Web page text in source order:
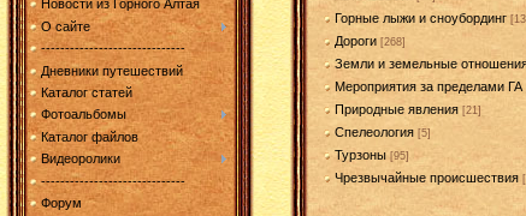
Новости из Горного Алтая
О сайте
------------------------------
Дневники путешествий
Каталог статей
Фотоальбомы
Каталог файлов
Видеоролики
------------------------------
Форум
Горные лыжи и сноубординг [13]
Дороги [268]
Земли и земельные
Мероприятия за пределами ГА
Природные явления [21]
Спелеология [5]
Турзоны [95]
Чрезвычайные происшествия